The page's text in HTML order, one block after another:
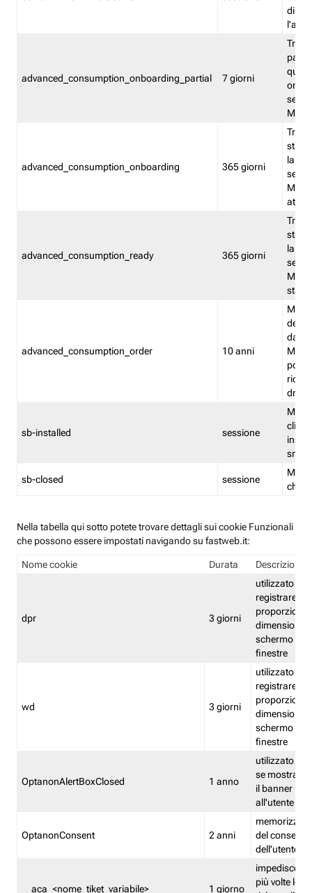
advanced_consumption_onboarding_partial 7 giorni
advanced_consumption_onboarding 365 giorni
stata
la
advanced_consumption_ready 365 giorni
stata
la
stato
advanced_consumption_order 10 anni
delle
sb-installed sessione
sb-closed sessione
Nella tabella qui sotto potete trovare dettagli sui cookie Funzionali
che possono essere impostati navigando su fastweb.it:
Nome cookie Durata Descrizione
dpr 3 giorni
utilizzato per
registrare le
proporzioni
dimensioni
schermo e
finestre
wd 3 giorni
utilizzato per
registrare le
proporzioni
dimensioni
schermo e
finestre
OptanonAlertBoxClosed 1 anno
utilizzato per
se mostrare
il banner
all'utente
OptanonConsent 2 anni
memorizza
del
dell'utente
__aca_<nome_tiket_variabile> 1 giorno
impedisce di
più volte lo